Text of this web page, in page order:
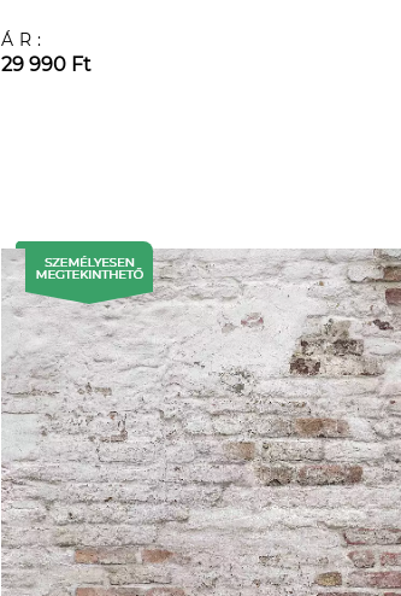
ÁR:
29 990 Ft